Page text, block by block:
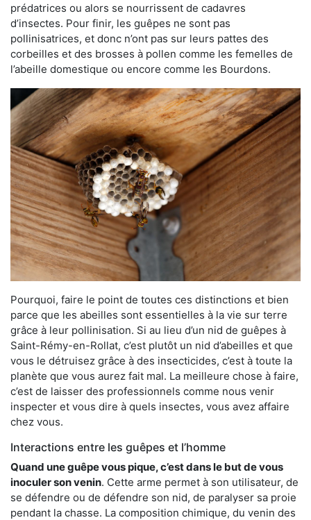
prédatrices ou alors se nourrissent de cadavres
d’insectes. Pour finir, les guêpes ne sont pas
pollinisatrices, et donc n’ont pas sur leurs pattes des
corbeilles et des brosses à pollen comme les femelles de
l’abeille domestique ou encore comme les Bourdons.
Pourquoi, faire le point de toutes ces distinctions et bien
parce que les abeilles sont essentielles à la vie sur terre
grâce à leur pollinisation. Si au lieu d’un nid de guêpes à
Saint-Rémy-en-Rollat, c’est plutôt un nid d’abeilles et que
vous le détruisez grâce à des insecticides, c’est à toute la
planète que vous aurez fait mal. La meilleure chose à faire,
c’est de laisser des professionnels comme nous venir
inspecter et vous dire à quels insectes, vous avez affaire
chez vous.
Interactions entre les guêpes et l’homme
Quand une guêpe vous pique, c’est dans le but de vous
inoculer son venin. Cette arme permet à son utilisateur, de
se défendre ou de défendre son nid, de paralyser sa proie
pendant la chasse. La composition chimique, du venin des